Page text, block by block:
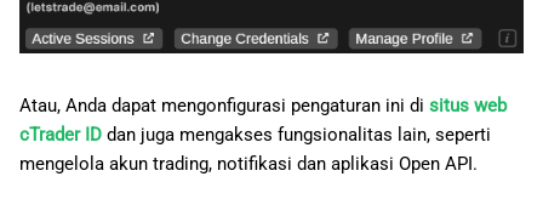
Atau, Anda dapat mengonfigurasi pengaturan ini di situs web
cTrader ID dan juga mengakses fungsionalitas lain, seperti
mengelola akun trading, notifikasi dan aplikasi Open API.